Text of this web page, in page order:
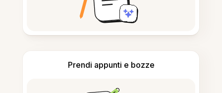
Prendi appunti e bozze